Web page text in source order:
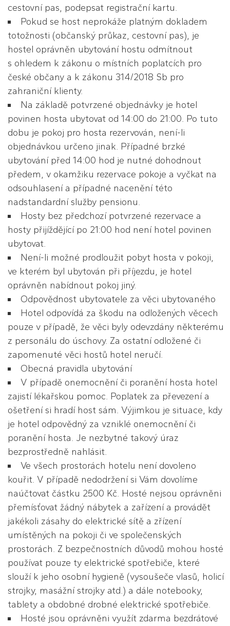
cestovní pas, podepsat registrační kartu.
Pokud se host neprokáže platným dokladem
totožnosti (občanský průkaz, cestovní pas), je
hostel oprávněn ubytování hostu odmítnout
s ohledem k zákonu o místních poplatcích pro
české občany a k zákonu 314/2018 Sb pro
zahraniční klienty.
Na základě potvrzené objednávky je hotel
povinen hosta ubytovat od 14:00 do 21:00. Po tuto
dobu je pokoj pro hosta rezervován, není-li
objednávkou určeno jinak. Případné brzké
ubytování před 14:00 hod je nutné dohodnout
předem, v okamžiku rezervace pokoje a vyčkat na
odsouhlasení a případné nacenění této
nadstandardní služby pensionu.
Hosty bez předchozí potvrzené rezervace a
hosty přijíždějící po 21:00 hod není hotel povinen
ubytovat.
Není-li možné prodloužit pobyt hosta v pokoji,
ve kterém byl ubytován při příjezdu, je hotel
oprávněn nabídnout pokoj jiný.
Odpovědnost ubytovatele za věci ubytovaného
Hotel odpovídá za škodu na odložených věcech
pouze v případě, že věci byly odevzdány některému
z personálu do úschovy. Za ostatní odložené či
zapomenuté věci hostů hotel neručí.
Obecná pravidla ubytování
V případě onemocnění či poranění hosta hotel
zajistí lékařskou pomoc. Poplatek za převezení a
ošetření si hradí host sám. Výjimkou je situace, kdy
je hotel odpovědný za vzniklé onemocnění či
poranění hosta. Je nezbytné takový úraz
bezprostředně nahlásit.
Ve všech prostorách hotelu není dovoleno
kouřit. V případě nedodržení si Vám dovolíme
naúčtovat částku 2500 Kč. Hosté nejsou oprávněni
přemísťovat žádný nábytek a zařízení a provádět
jakékoli zásahy do elektrické sítě a zřízení
umístěných na pokoji či ve společenských
prostorách. Z bezpečnostních důvodů mohou hosté
používat pouze ty elektrické spotřebiče, které
slouží k jeho osobní hygieně (vysoušeče vlasů, holicí
strojky, masážní strojky atd.) a dále notebooky,
tablety a obdobné drobné elektrické spotřebiče.
Hosté jsou oprávněni využít zdarma bezdrátové